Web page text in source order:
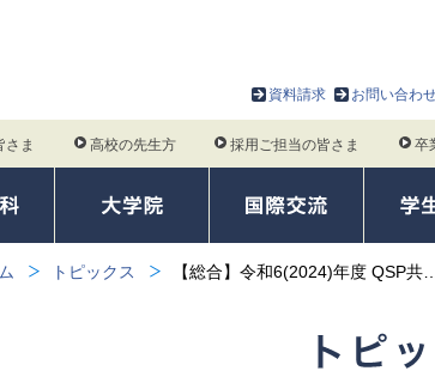
資料請求
お問い合わ
さま 高校の先生方 採用ご担当の皆さま 卒
トピックス 【総合】令和6(2024)年度 QSP共…